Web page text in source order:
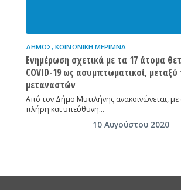
ΔΉΜΟΣ, ΚΟΙΝΩΝΙΚΉ ΜΈΡΙΜΝΑ
Ενημέρωση σχετικά με τα 17 άτομα
COVID-19 ως ασυμπτωματικοί, μεταξύ
μεταναστών
Από τον Δήμο Μυτιλήνης ανακοινώνεται,
πλήρη και υπεύθυνη…
10 Αυγούστου 2020